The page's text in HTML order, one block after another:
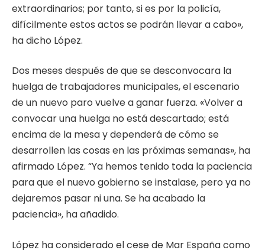
extraordinarios; por tanto, si es por la policía,
difícilmente estos actos se podrán llevar a cabo»,
ha dicho López.
Dos meses después de que se desconvocara la
huelga de trabajadores municipales, el escenario
de un nuevo paro vuelve a ganar fuerza. «Volver a
convocar una huelga no está descartado; está
encima de la mesa y dependerá de cómo se
desarrollen las cosas en las próximas semanas», ha
afirmado López. “Ya hemos tenido toda la paciencia
para que el nuevo gobierno se instalase, pero ya no
dejaremos pasar ni una. Se ha acabado la
paciencia», ha añadido.
López ha considerado el cese de Mar España como